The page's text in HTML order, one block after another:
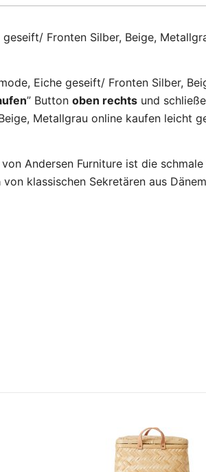
Fronten Silber, Beige,
Eiche geseift/ Fronten Silber,
” Button oben rechts und
Metallgrau online kaufen leicht
Andersen Furniture ist die
klassischen Sekretären aus